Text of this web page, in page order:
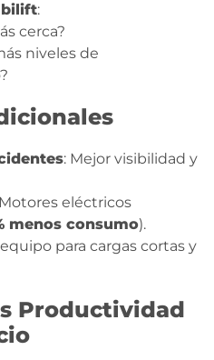
:
cerca?
niveles de
: Mejor visibilidad y
eléctricos
menos consumo).
para cargas cortas y
Productividad